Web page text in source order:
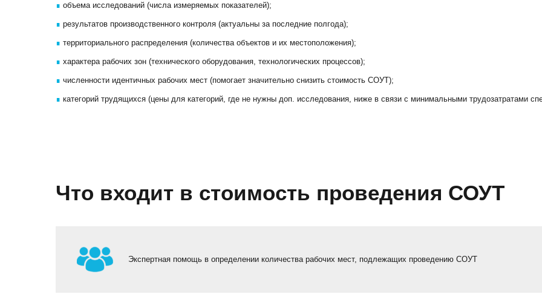
∎ объема исследований (числа измеряемых показателей);
∎ результатов производственного контроля (актуальны за последние полгода);
∎ территориального распределения (количества объектов и их местоположения);
∎ характера рабочих зон (технического оборудования, технологических процессов);
∎ численности идентичных рабочих мест (помогает значительно снизить стоимость СОУТ);
∎ категорий трудящихся (цены для категорий, где не нужны доп. исследования, ниже в связи с минимальными трудозатратами
Что входит в стоимость проведения СОУТ
Экспертная помощь в определении количества рабочих мест, подлежащих проведению СОУТ